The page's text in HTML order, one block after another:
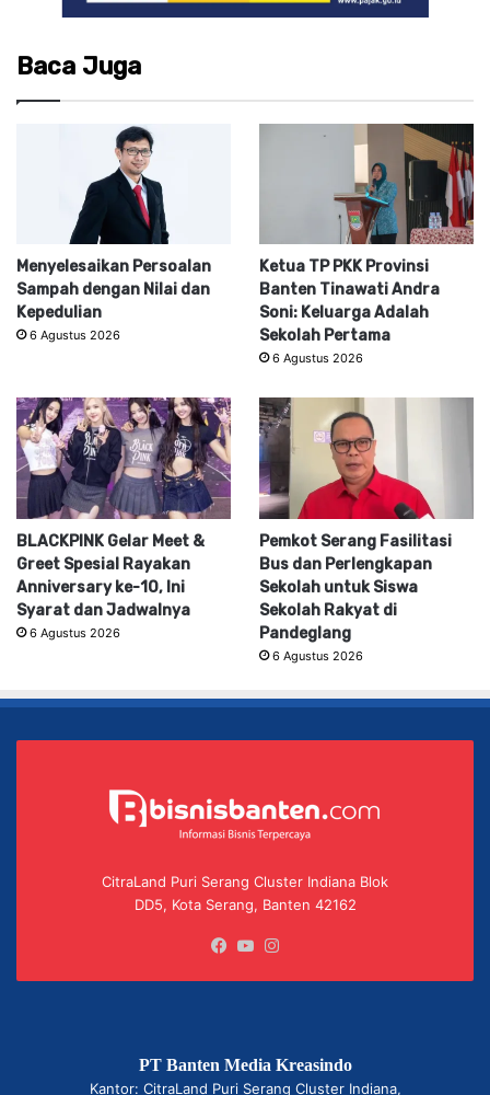
Baca Juga
Menyelesaikan Persoalan
Sampah dengan Nilai dan
Kepedulian
6 Agustus 2026
Ketua TP PKK Provinsi
Banten Tinawati Andra
Soni: Keluarga Adalah
Sekolah Pertama
6 Agustus 2026
BLACKPINK Gelar Meet &
Greet Spesial Rayakan
Anniversary ke-10, Ini
Syarat dan Jadwalnya
6 Agustus 2026
Pemkot Serang Fasilitasi
Bus dan Perlengkapan
Sekolah untuk Siswa
Sekolah Rakyat di
Pandeglang
6 Agustus 2026
CitraLand Puri Serang Cluster Indiana Blok
DD5, Kota Serang, Banten 42162
Facebook
YouTube
PT Banten Media Kreasindo
Kantor: CitraLand Puri Serang Cluster Indiana,